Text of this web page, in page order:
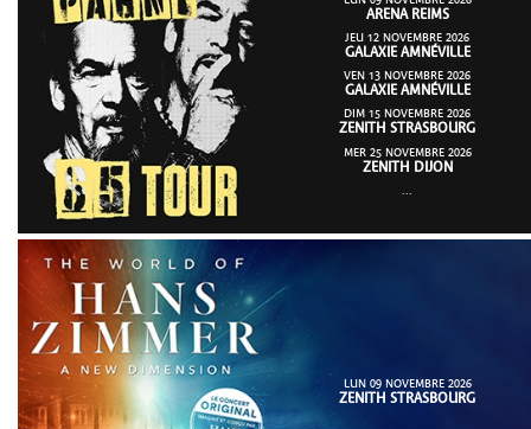
ARENA REIMS
JEU 12 NOVEMBRE 2026
GALAXIE AMNÉVILLE
VEN 13 NOVEMBRE 2026
GALAXIE AMNÉVILLE
DIM 15 NOVEMBRE 2026
ZENITH STRASBOURG
MER 25 NOVEMBRE 2026
ZENITH DIJON
LUN 09 NOVEMBRE 2026
ZENITH STRASBOURG